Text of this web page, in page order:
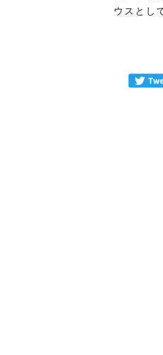
ウスとし